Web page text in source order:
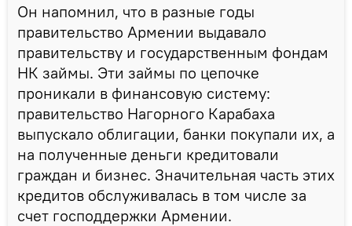
Он напомнил, что в разные годы
правительство Армении выдавало
правительству и государственным фондам
НК займы. Эти займы по цепочке
проникали в финансовую систему:
правительство Нагорного Карабаха
выпускало облигации, банки покупали их, а
на полученные деньги кредитовали
граждан и бизнес. Значительная часть этих
кредитов обслуживалась в том числе за
счет господдержки Армении.